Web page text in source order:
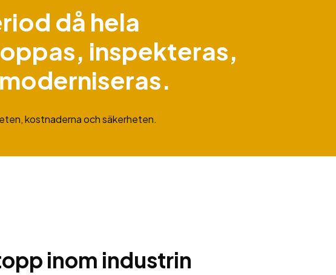
då hela
inspekteras,
kostnaderna och säkerheten.
inom industrin